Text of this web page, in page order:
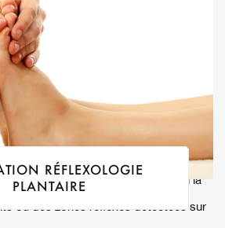
RÉFLEXOLOGIE
PLANTAIRE
en préventif ou en curatif selon la
l’exercice d’une pression ou d’un
ou des zones réflexes détectées sur